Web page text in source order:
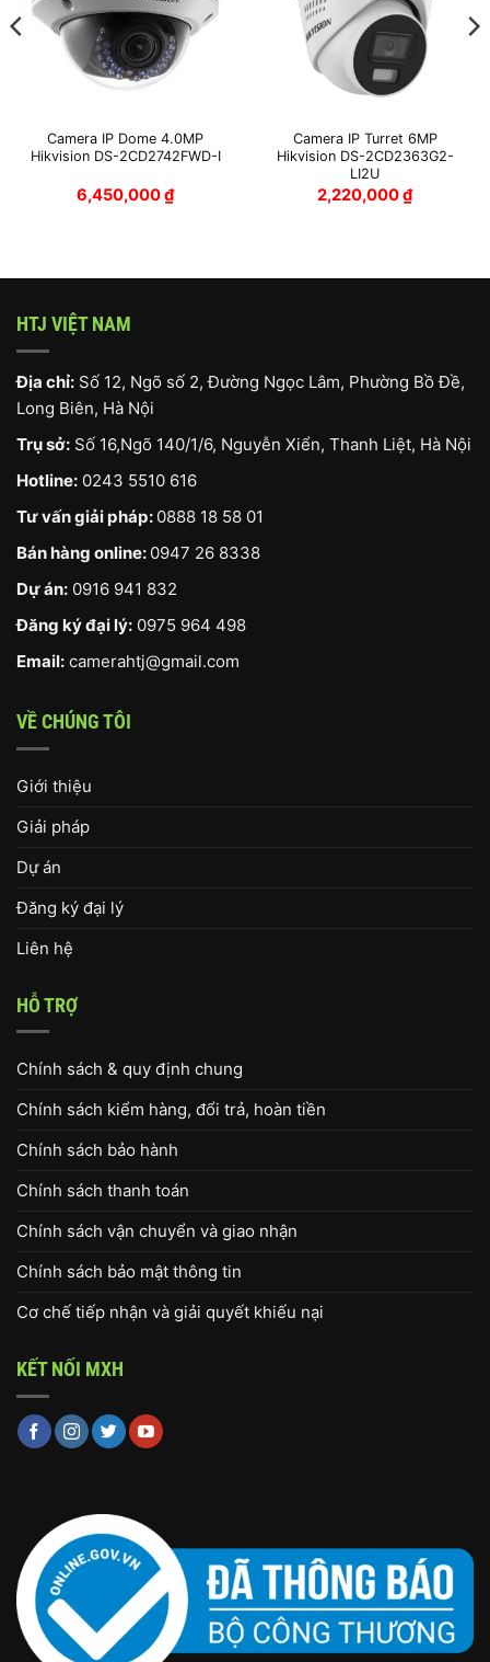
Camera IP Dome 4.0MP
Hikvision DS-2CD2742FWD-I
6,450,000₫
Camera IP Turret 6MP
Hikvision DS-2CD2363G2-
LI2U
2,220,000₫
HTJ VIỆT NAM
Địa chỉ: Số 12, Ngõ số 2, Đường Ngọc Lâm, Phường Bồ Đề,
Long Biên, Hà Nội
Trụ sở: Số 16,Ngõ 140/1/6, Nguyễn Xiển, Thanh Liệt, Hà Nội
Hotline: 0243 5510 616
Tư vấn giải pháp: 0888 18 58 01
Bán hàng online: 0947 26 8338
Dự án: 0916 941 832
Đăng ký đại lý: 0975 964 498
Email: camerahtj@gmail.com
VỀ CHÚNG TÔI
Giới thiệu
Giải pháp
Dự án
Đăng ký đại lý
Liên hệ
HỖ TRỢ
Chính sách & quy định chung
Chính sách kiểm hàng, đổi trả, hoàn tiền
Chính sách bảo hành
Chính sách thanh toán
Chính sách vận chuyển và giao nhận
Chính sách bảo mật thông tin
Cơ chế tiếp nhận và giải quyết khiếu nại
KẾT NỐI MXH